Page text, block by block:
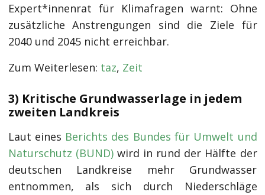
Expert*innenrat für Klimafragen warnt: Ohne
zusätzliche Anstrengungen sind die Ziele für
2040 und 2045 nicht erreichbar.
Zum Weiterlesen: taz, Zeit
3) Kritische Grundwasserlage in jedem
zweiten Landkreis
Laut eines Berichts des Bundes für Umwelt und
Naturschutz (BUND)wird in rund der Hälfte der
deutschen Landkreise mehr Grundwasser
entnommen, als sich durch Niederschläge